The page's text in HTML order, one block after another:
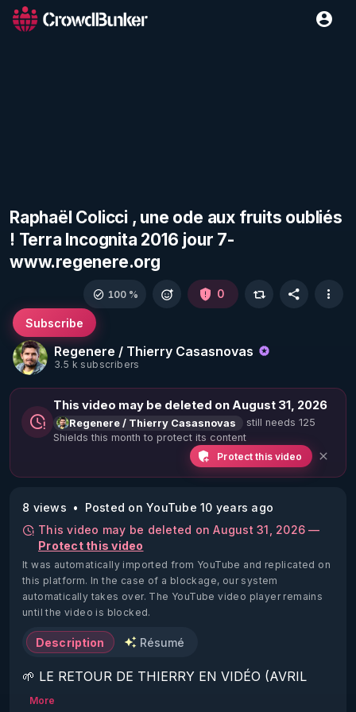
Raphaël Colicci , une ode aux fruits oubliés
! Terra Incognita 2016 jour 7-
www.regenere.org
Regenere / Thierry Casasnovas
3.5 k subscribers
Subscribe
100 % 0
This video may be deleted on August 31, 2026
Regenere / Thierry Casasnovas
still needs 125
Shields this month to protect its content
Protect this video
8 views
Posted on YouTube 10 years ago
This video may be deleted on August 31, 2026 —
Protect this video
It was automatically imported from YouTube and replicated on
this platform. In the case of a blockage, our system
automatically takes over. The YouTube video player remains
until the video is blocked.
Description Résumé
🌱 LE RETOUR DE THIERRY EN VIDÉO (AVRIL
2022)!
More